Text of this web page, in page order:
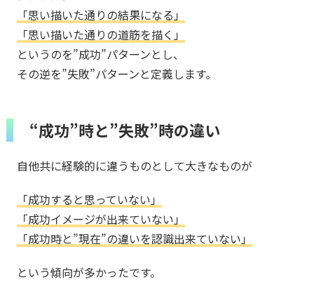
「思い描いた通りの結果になる」
「思い描いた通りの道筋を描く」
というのを”成功”パターンとし、
その逆を”失敗”パターンと定義します。
“成功”時と”失敗”時の違い
自他共に経験的に違うものとして大きなものが
「成功すると思っていない」
「成功イメージが出来ていない」
「成功時と”現在”の違いを認識出来ていない」
という傾向が多かったです。